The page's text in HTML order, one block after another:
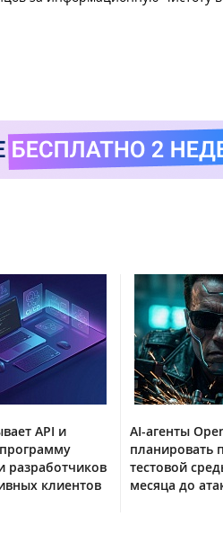
API и
разработчиков
клиентов
AI-агенты
планировать
тестовой
месяца до